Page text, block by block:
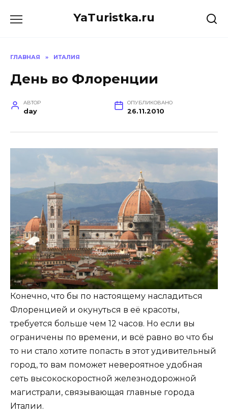
YaTuristka.ru
ГЛАВНАЯ » ИТАЛИЯ
День во Флоренции
АВТОР
day
ОПУБЛИКОВАНО
26.11.2010
Конечно, что бы по настоящему насладиться
Флоренцией и окунуться в её красоты,
требуется больше чем 12 часов. Но если вы
ограничены по времени, и всё равно во что бы
то ни стало хотите попасть в этот удивительный
город, то вам поможет невероятное удобная
сеть высокоскоростной железнодорожной
магистрали, связывающая главные города
Италии.